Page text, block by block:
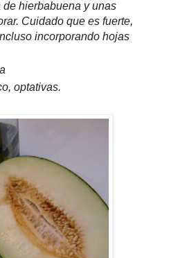
de hierbabuena y unas
Cuidado que es fuerte,
incorporando hojas
optativas.